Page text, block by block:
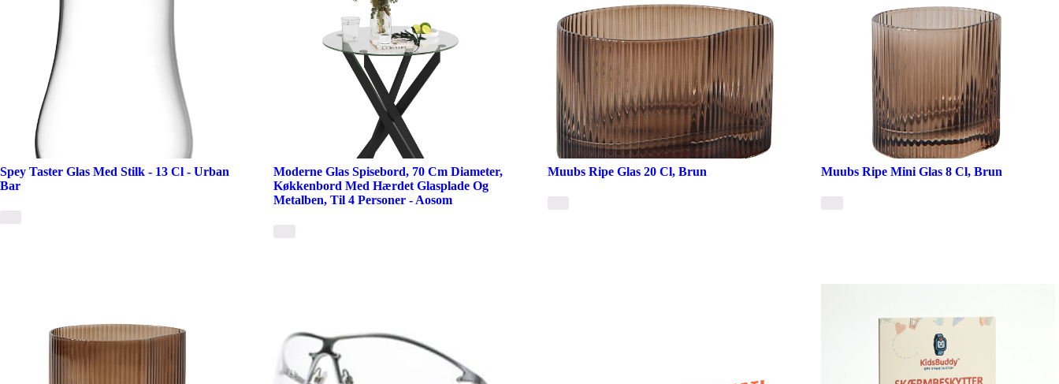
Spey Taster Glas Med Stilk - 13 Cl - Urban
Bar
Moderne Glas Spisebord, 70 Cm Diameter,
Køkkenbord Med Hærdet Glasplade Og
Metalben, Til 4 Personer - Aosom
Muubs Ripe Glas 20 Cl, Brun Muubs Ripe Mini Glas 8 Cl, Brun